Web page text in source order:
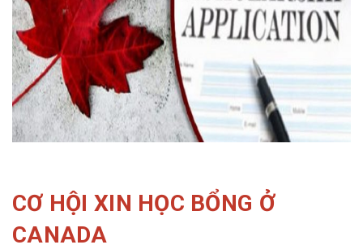
CƠ HỘI XIN HỌC BỔNG Ở
CANADA